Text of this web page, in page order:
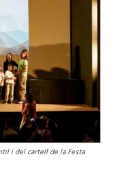
i del cartell de la Festa